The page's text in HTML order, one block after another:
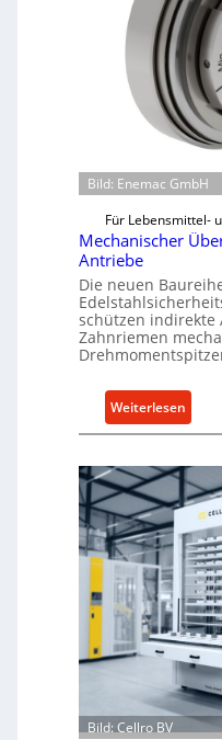
n
b
a
u
-
B
s
t
e
l
u
n
g
n
5
%
ü
b
e
r
V
o
r
j
a
h
r
Bild: Enemac GmbH
Für Lebensmittel-
Mechanischer
Antriebe
Die neuen
schützen indirekte
Zahnriemen
Weiterlesen:
M
c
h
n
i
c
h
e
r
Ü
b
Bild: Cellro BV